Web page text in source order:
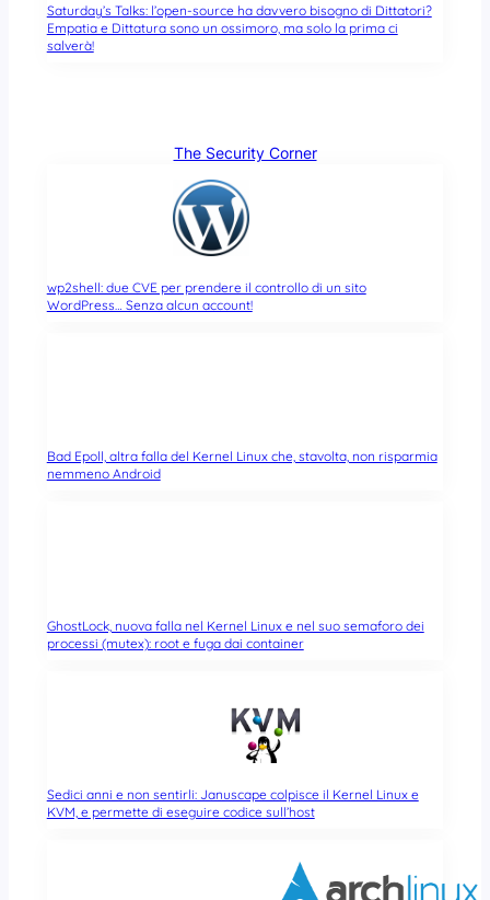
Saturday’s Talks: l’open-source ha davvero bisogno di Dittatori?
Empatia e Dittatura sono un ossimoro, ma solo la prima ci
salverà!
The Security Corner
wp2shell: due CVE per prendere il controllo di un sito
WordPress… Senza alcun account!
Bad Epoll, altra falla del Kernel Linux che, stavolta, non risparmia
nemmeno Android
GhostLock, nuova falla nel Kernel Linux e nel suo semaforo dei
processi (mutex): root e fuga dai container
Sedici anni e non sentirli: Januscape colpisce il Kernel Linux e
KVM, e permette di eseguire codice sull’host